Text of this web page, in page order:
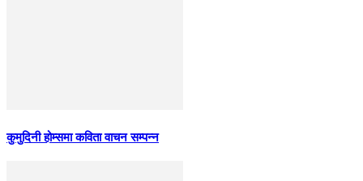
कुमुदिनी होम्समा कविता वाचन सम्पन्न